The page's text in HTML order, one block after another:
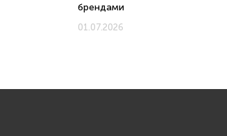
брендами
01.07.2026